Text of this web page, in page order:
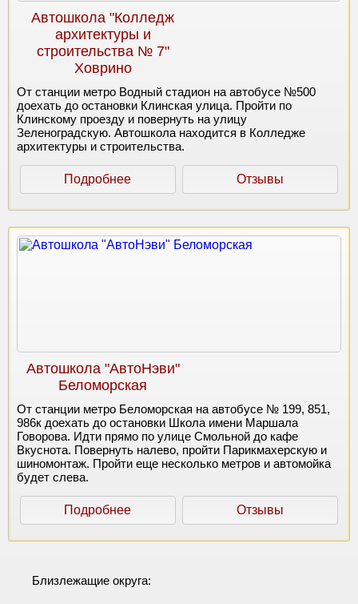
Автошкола "Колледж
архитектуры и
строительства № 7"
Ховрино
От станции метро Водный стадион на автобусе №500
доехать до остановки Клинская улица. Пройти по
Клинскому проезду и повернуть на улицу
Зеленоградскую. Автошкола находится в Колледже
архитектуры и строительства.
Подробнее Отзывы
Автошкола "АвтоНэви"
Беломорская
От станции метро Беломорская на автобусе № 199, 851,
986к доехать до остановки Школа имени Маршала
Говорова. Идти прямо по улице Смольной до кафе
Вкуснота. Повернуть налево, пройти Парикмахерскую и
шиномонтаж. Пройти еще несколько метров и автомойка
будет слева.
Подробнее Отзывы
Близлежащие округа: